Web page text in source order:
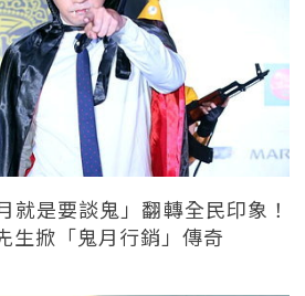
就是要談鬼」翻轉全民印象！
生掀「鬼月行銷」傳奇